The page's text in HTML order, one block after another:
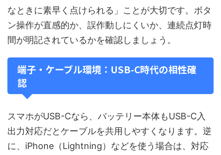
なときに素早く点けられる」ことが大切です。ボタ
ン操作が直感的か、誤作動しにくいか、連続点灯時
間が明記されているかを確認しましょう。
端子・ケーブル環境：USB-C時代の相性確
認
スマホがUSB-Cなら、バッテリー本体もUSB-C入
出力対応だとケーブルを共用しやすくなります。逆
に、iPhone（Lightning）などを使う場合は、対応